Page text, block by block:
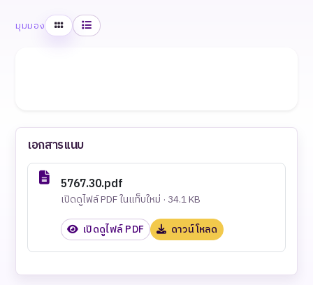
มุมมอง ตารางรายการ
เอกสารแนบ
5767.30.pdf
เปิดดูไฟล์ PDF ในแท็บใหม่ · 34.1 KB
เปิดดูไฟล์ PDF ดาวน์โหลด